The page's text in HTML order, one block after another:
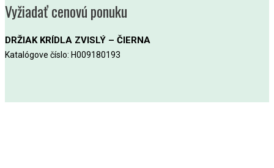
Vyžiadať cenovú ponuku
DRŽIAK KRÍDLA ZVISLÝ – ČIERNA
Katalógove číslo: H009180193